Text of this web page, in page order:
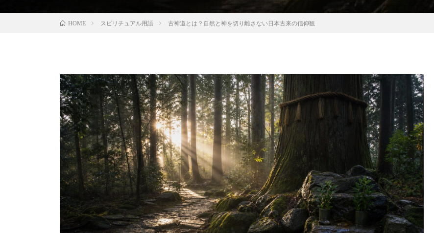
HOME スピリチュアル用語 古神道とは？自然と神を切り離さない日本古来の信仰観